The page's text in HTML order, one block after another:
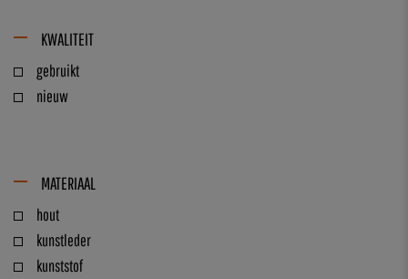
KWALITEIT
gebruikt
nieuw
MATERIAAL
hout
kunstleder
kunststof